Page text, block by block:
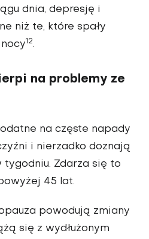
dnia, depresję i
niż te, które spały
12.
na problemy ze
na częste napady
i nierzadko doznają
tygodniu. Zdarza się to
45 lat.
powodują zmiany
się z wydłużonym